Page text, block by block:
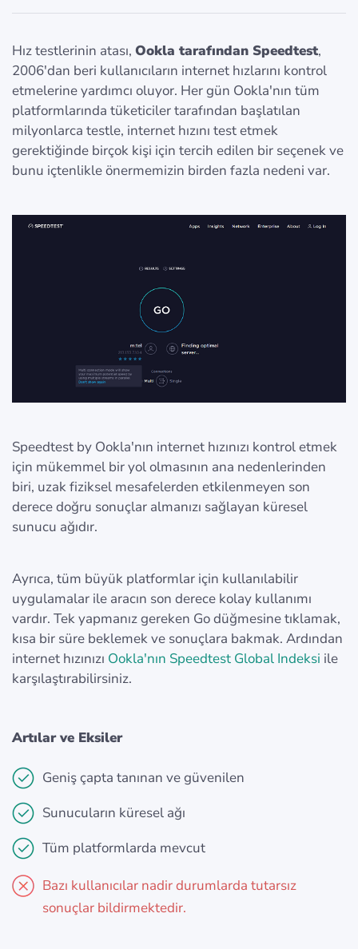
Hız testlerinin atası, Ookla tarafından Speedtest,
2006'dan beri kullanıcıların internet hızlarını kontrol
etmelerine yardımcı oluyor. Her gün Ookla'nın tüm
platformlarında tüketiciler tarafından başlatılan
milyonlarca testle, internet hızını test etmek
gerektiğinde birçok kişi için tercih edilen bir seçenek ve
bunu içtenlikle önermemizin birden fazla nedeni var.
Speedtest by Ookla'nın internet hızınızı kontrol etmek
için mükemmel bir yol olmasının ana nedenlerinden
biri, uzak fiziksel mesafelerden etkilenmeyen son
derece doğru sonuçlar almanızı sağlayan küresel
sunucu ağıdır.
Ayrıca, tüm büyük platformlar için kullanılabilir
uygulamalar ile aracın son derece kolay kullanımı
vardır. Tek yapmanız gereken Go düğmesine tıklamak,
kısa bir süre beklemek ve sonuçlara bakmak. Ardından
internet hızınızı Ookla'nın Speedtest Global Indeksi ile
karşılaştırabilirsiniz.
Artılar ve Eksiler
Geniş çapta tanınan ve güvenilen
Sunucuların küresel ağı
Tüm platformlarda mevcut
Bazı kullanıcılar nadir durumlarda tutarsız
sonuçlar bildirmektedir.